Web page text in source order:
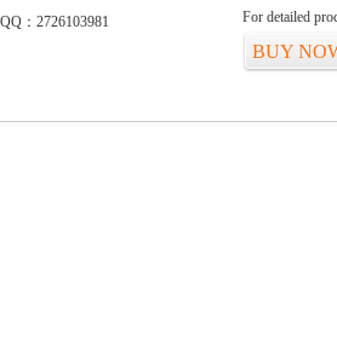
QQ：2726103981
For detailed
BUY